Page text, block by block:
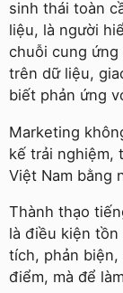
sinh thái toàn
liệu, là người
chuỗi cung
trên dữ liệu,
biết phản ứng
Marketing
kế trải nghiệm,
Việt Nam bằng
Thành thạo
là điều kiện tồn
tích, phản
điểm, mà để